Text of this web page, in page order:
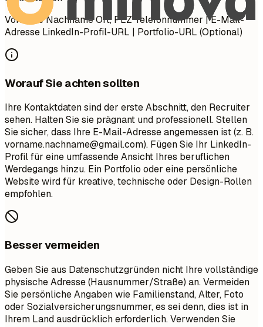
Vorname Nachname Ort, PLZ Telefonnummer | E-Mail-
Adresse LinkedIn-Profil-URL | Portfolio-URL (Optional)
Worauf Sie achten sollten
Ihre Kontaktdaten sind der erste Abschnitt, den Recruiter
sehen. Halten Sie sie prägnant und professionell. Stellen
Sie sicher, dass Ihre E-Mail-Adresse angemessen ist (z. B.
vorname.nachname@gmail.com). Fügen Sie Ihr LinkedIn-
Profil für eine umfassende Ansicht Ihres beruflichen
Werdegangs hinzu. Ein Portfolio oder eine persönliche
Website wird für kreative, technische oder Design-Rollen
empfohlen.
Besser vermeiden
Geben Sie aus Datenschutzgründen nicht Ihre vollständige
physische Adresse (Hausnummer/Straße) an. Vermeiden
Sie persönliche Angaben wie Familienstand, Alter, Foto
oder Sozialversicherungsnummer, es sei denn, dies ist in
Ihrem Land ausdrücklich erforderlich. Verwenden Sie